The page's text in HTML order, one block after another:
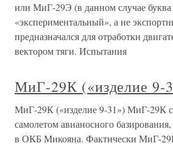
или МиГ-29Э (в данном случае буква
«экспериментальный», а не
предназначался для отработки
вектором тяги. Испытания
МиГ-29К («изделие 9-
МиГ-29К («изделие 9-31») МиГ-29К
самолетом авианосного
в ОКБ Микояна. Фактически МиГ-